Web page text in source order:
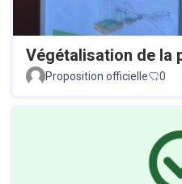
Végétalisation de la
Proposition officielle
0